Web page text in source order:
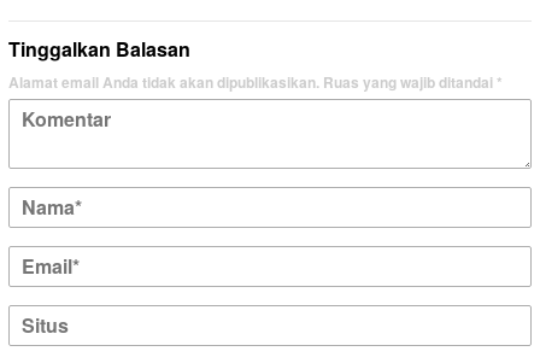
Tinggalkan Balasan
Alamat email Anda tidak akan dipublikasikan. Ruas yang wajib ditandai*